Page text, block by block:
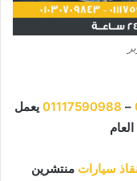
–
01117590988 يعمل
سيارات منتشرين